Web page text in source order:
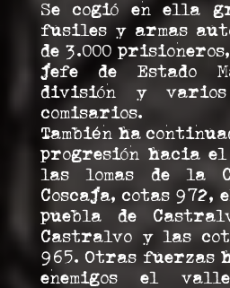
Se cogió en ella
fusiles y armas
de 3.000
jefe de Estado
división y
comisarios.
También ha
progresión hacia el
las lomas de la
Coscaja, cotas
puebla de
Castralvo y las
965. Otras fuerzas
enemigos el